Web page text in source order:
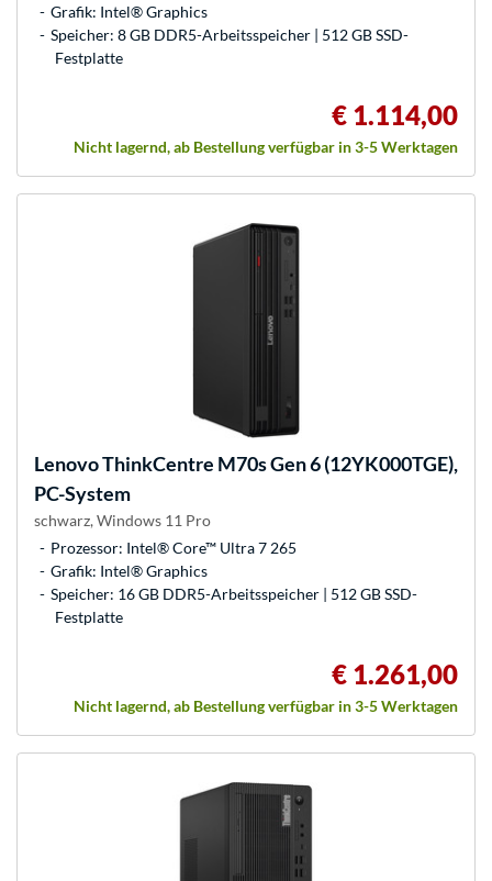
Grafik: Intel® Graphics
Speicher: 8 GB DDR5-Arbeitsspeicher | 512 GB SSD-
Festplatte
€ 1.114,00
Nicht lagernd, ab Bestellung verfügbar in 3-5 Werktagen
LenovoThinkCentre M70s Gen 6 (12YK000TGE),
PC-System
schwarz, Windows 11 Pro
Prozessor: Intel® Core™ Ultra 7 265
Grafik: Intel® Graphics
Speicher: 16 GB DDR5-Arbeitsspeicher | 512 GB SSD-
Festplatte
€ 1.261,00
Nicht lagernd, ab Bestellung verfügbar in 3-5 Werktagen